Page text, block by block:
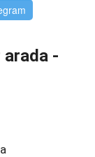
arada -